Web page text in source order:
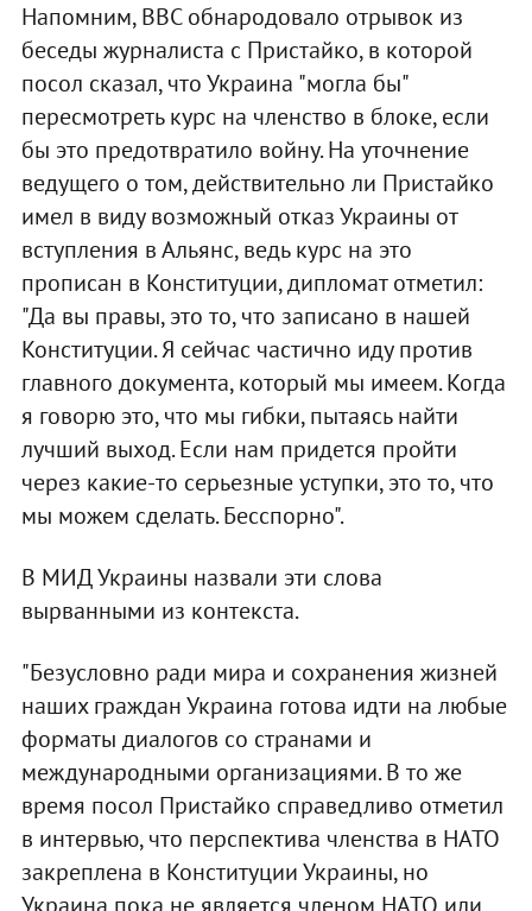
Напомним, BBC обнародовало отрывок из
беседы журналиста с Пристайко, в которой
посол сказал, что Украина "могла бы"
пересмотреть курс на членство в блоке, если
бы это предотвратило войну. На уточнение
ведущего о том, действительно ли Пристайко
имел в виду возможный отказ Украины от
вступления в Альянс, ведь курс на это
прописан в Конституции, дипломат отметил:
"Да вы правы, это то, что записано в нашей
Конституции. Я сейчас частично иду против
главного документа, который мы имеем. Когда
я говорю это, что мы гибки, пытаясь найти
лучший выход. Если нам придется пройти
через какие-то серьезные уступки, это то, что
мы можем сделать. Бесспорно".
В МИД Украины назвали эти слова
вырванными из контекста.
"Безусловно ради мира и сохранения жизней
наших граждан Украина готова идти на любые
форматы диалогов со странами и
международными организациями. В то же
время посол Пристайко справедливо отметил
в интервью, что перспектива членства в НАТО
закреплена в Конституции Украины, но